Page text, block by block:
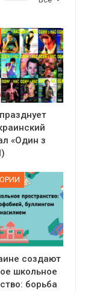
«Один з
создают
школьное
борьба